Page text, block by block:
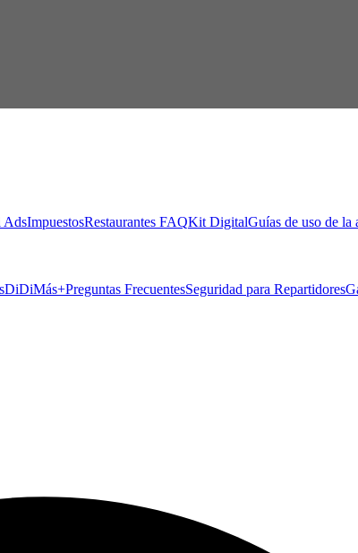
ImpuestosRestaurantes FAQKit DigitalGuías de uso de la
DiDiMás+Preguntas FrecuentesSeguridad para Repartidores